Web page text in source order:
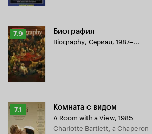
Рейтинг
Кинопоиска
7.9
7.9 Биография
Biography, Сериал, 1987–...
Рейтинг
Кинопоиска
7.1
7.1 Комната с видом
A Room with a View, 1985
Charlotte Bartlett, a Chaperon